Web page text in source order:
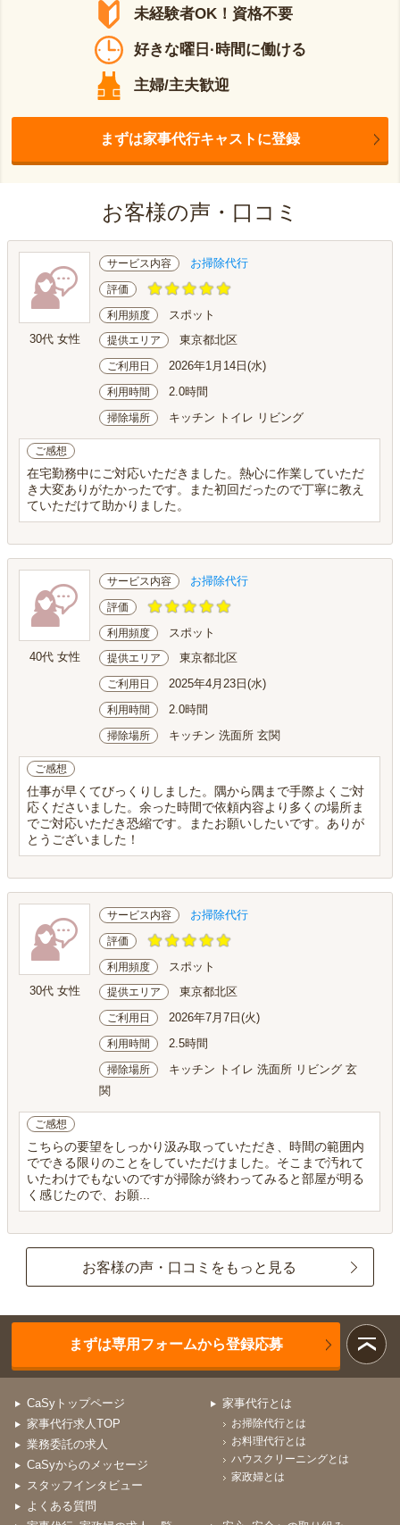
未経験者OK！資格不要
好きな曜日·時間に働ける
主婦/主夫歓迎
まずは家事代行キャストに登録
お客様の声・口コミ
30代 女性
サービス内容 お掃除代行
評価
利用頻度 スポット
提供エリア 東京都北区
ご利用日 2026年1月14日(水)
利用時間 2.0時間
掃除場所 キッチン トイレ リビング
ご感想
在宅勤務中にご対応いただきました。熱心に作業していただ
き大変ありがたかったです。また初回だったので丁寧に教え
ていただけて助かりました。
40代 女性
サービス内容 お掃除代行
評価
利用頻度 スポット
提供エリア 東京都北区
ご利用日 2025年4月23日(水)
利用時間 2.0時間
掃除場所 キッチン 洗面所 玄関
ご感想
仕事が早くてびっくりしました。隅から隅まで手際よくご対
応くださいました。余った時間で依頼内容より多くの場所ま
でご対応いただき恐縮です。またお願いしたいです。ありが
とうございました！
30代 女性
サービス内容 お掃除代行
評価
利用頻度 スポット
提供エリア 東京都北区
ご利用日 2026年7月7日(火)
利用時間 2.5時間
掃除場所
キッチン トイレ 洗面所 リビング 玄
関
ご感想
こちらの要望をしっかり汲み取っていただき、時間の範囲内
でできる限りのことをしていただけました。そこまで汚れて
いたわけでもないのですが掃除が終わってみると部屋が明る
く感じたので、お願...
お客様の声・口コミをもっと見る
まずは専用フォームから登録応募
CaSyトップページ
家事代行求人TOP
業務委託の求人
CaSyからのメッセージ
スタッフインタビュー
よくある質問
家事代行とは
お掃除代行とは
お料理代行とは
ハウスクリーニングとは
家政婦とは